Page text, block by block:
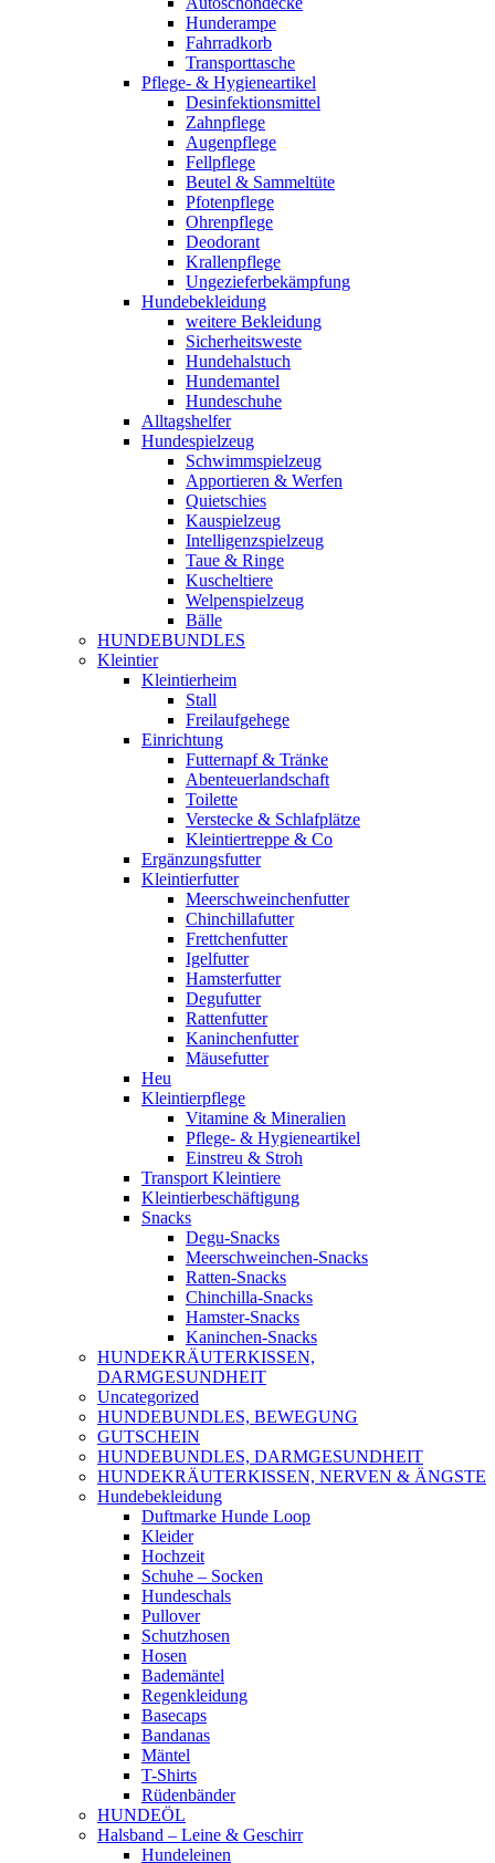
Hunderampe
Fahrradkorb
Transporttasche
Pflege- & Hygieneartikel
Desinfektionsmittel
Zahnpflege
Augenpflege
Fellpflege
Beutel & Sammeltüte
Pfotenpflege
Ohrenpflege
Deodorant
Krallenpflege
Ungezieferbekämpfung
Hundebekleidung
weitere Bekleidung
Sicherheitsweste
Hundehalstuch
Hundemantel
Hundeschuhe
Alltagshelfer
Hundespielzeug
Schwimmspielzeug
Apportieren & Werfen
Quietschies
Kauspielzeug
Intelligenzspielzeug
Taue & Ringe
Kuscheltiere
Welpenspielzeug
Bälle
HUNDEBUNDLES
Kleintier
Kleintierheim
Stall
Freilaufgehege
Einrichtung
Futternapf & Tränke
Abenteuerlandschaft
Toilette
Verstecke & Schlafplätze
Kleintiertreppe & Co
Ergänzungsfutter
Kleintierfutter
Meerschweinchenfutter
Chinchillafutter
Frettchenfutter
Igelfutter
Hamsterfutter
Degufutter
Rattenfutter
Kaninchenfutter
Mäusefutter
Heu
Kleintierpflege
Vitamine & Mineralien
Pflege- & Hygieneartikel
Einstreu & Stroh
Transport Kleintiere
Kleintierbeschäftigung
Snacks
Degu-Snacks
Meerschweinchen-Snacks
Ratten-Snacks
Chinchilla-Snacks
Hamster-Snacks
Kaninchen-Snacks
HUNDEKRÄUTERKISSEN,
DARMGESUNDHEIT
Uncategorized
HUNDEBUNDLES, BEWEGUNG
GUTSCHEIN
HUNDEBUNDLES, DARMGESUNDHEIT
HUNDEKRÄUTERKISSEN, NERVEN & ÄNGSTE
Hundebekleidung
Duftmarke Hunde Loop
Kleider
Hochzeit
Schuhe – Socken
Hundeschals
Pullover
Schutzhosen
Hosen
Bademäntel
Regenkleidung
Basecaps
Bandanas
Mäntel
T-Shirts
Rüdenbänder
HUNDEÖL
Halsband – Leine & Geschirr
Hundeleinen